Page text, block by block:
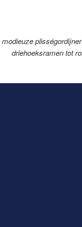
modieuze
driehoeksramen tot